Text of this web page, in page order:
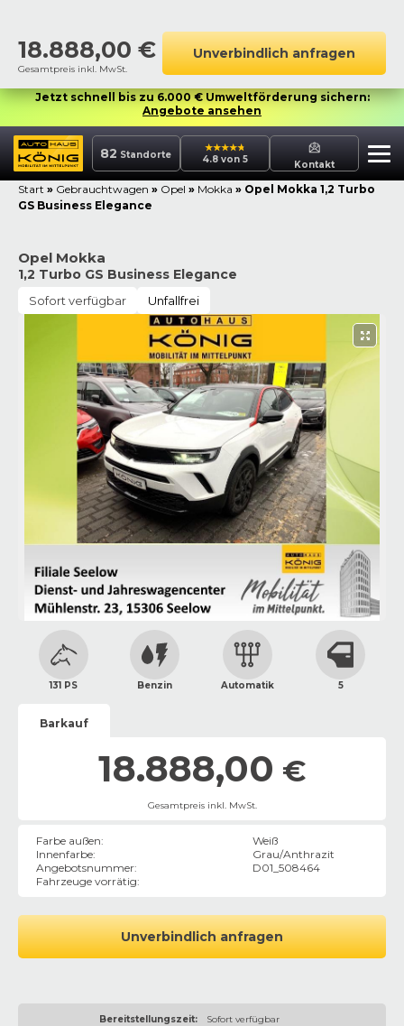
18.888,00 €
Gesamtpreis inkl. MwSt.
Unverbindlich anfragen
Jetzt schnell bis zu 6.000 € Umweltförderung sichern:
Angebote ansehen
82 Standorte 4.8 von 5 Kontakt
Start » Gebrauchtwagen » Opel » Mokka » Opel Mokka 1,2 Turbo
GS Business Elegance
Opel Mokka
1,2 Turbo GS Business Elegance
Sofort verfügbar Unfallfrei
131 PS Benzin Automatik 5
Barkauf
18.888,00 €
Gesamtpreis inkl. MwSt.
Farbe außen:
Weiß
Innenfarbe:
Grau/Anthrazit
Angebotsnummer:
D01_508464
Fahrzeuge vorrätig:
Unverbindlich anfragen
Bereitstellungszeit:
Sofort verfügbar